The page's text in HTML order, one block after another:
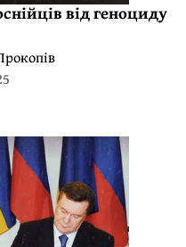
від геноциду